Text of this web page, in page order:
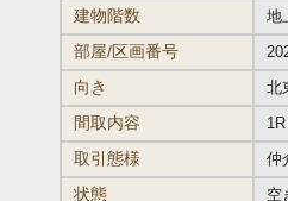
建物階数 地
部屋/区画番号
向き 北
間取内容 1R
取引態様 仲
状態 空